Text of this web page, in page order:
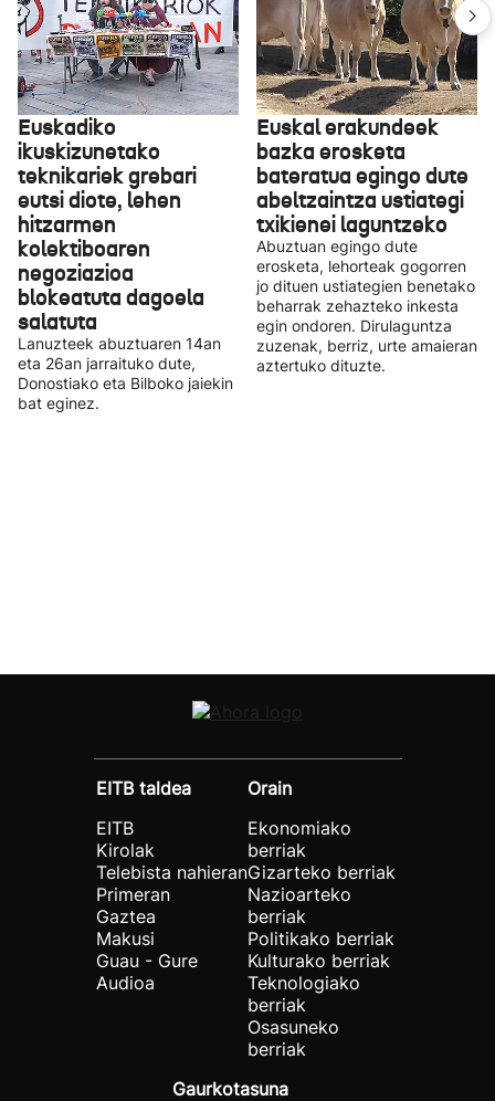
Euskadiko
ikuskizunetako
teknikariek grebari
eutsi diote, lehen
hitzarmen
kolektiboaren
negoziazioa
blokeatuta dagoela
salatuta
Lanuzteek abuztuaren 14an
eta 26an jarraituko dute,
Donostiako eta Bilboko jaiekin
bat eginez.
Euskal erakundeek
bazka erosketa
bateratua egingo dute
abeltzaintza ustiategi
txikienei laguntzeko
Abuztuan egingo dute
erosketa, lehorteak gogorren
jo dituen ustiategien benetako
beharrak zehazteko inkesta
egin ondoren. Dirulaguntza
zuzenak, berriz, urte amaieran
aztertuko dituzte.
EITB taldea
EITB
Kirolak
Telebista nahieran
Primeran
Gaztea
Makusi
Guau - Gure
Audioa
Orain
Ekonomiako
berriak
Gizarteko berriak
Nazioarteko
berriak
Politikako berriak
Kulturako berriak
Teknologiako
berriak
Osasuneko
berriak
Gaurkotasuna